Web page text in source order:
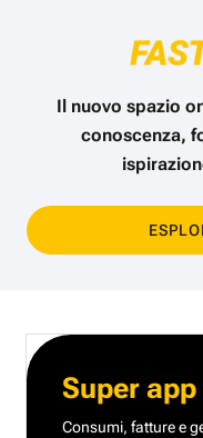
Il nuovo spazio
conoscenza,
Super
Consumi, fatture e